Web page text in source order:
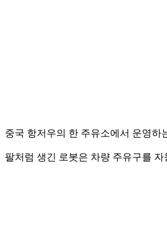
중국 항저우의 한 주유소에서 운영하
팔처럼 생긴 로봇은 차량 주유구를